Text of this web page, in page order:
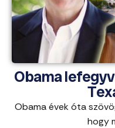
Obama
Obama évek óta
hogy